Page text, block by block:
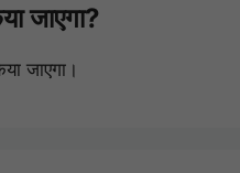
जाएगा?
जाएगा।